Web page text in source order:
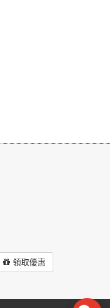
領取優惠